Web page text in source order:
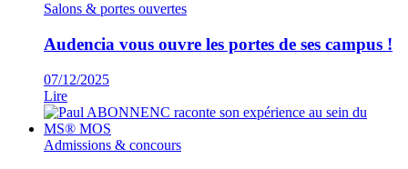
Salons & portes ouvertes
Audencia vous ouvre les portes de ses campus !
07/12/2025
Lire
Admissions & concours